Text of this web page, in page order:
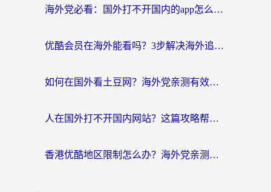
海外党必看：国外打不开国内的app怎么办？3步解决你的乡愁
优酷会员在海外能看吗？3步解决海外追剧难题，附实测好用加速器推荐
如何在国外看土豆网？海外党亲测有效的追剧加速器选择指南
人在国外打不开国内网站？这篇攻略帮你无缝解锁国内资源（附交管12123使用技巧）
香港优酷地区限制怎么办？海外党亲测有效的追剧解决方案